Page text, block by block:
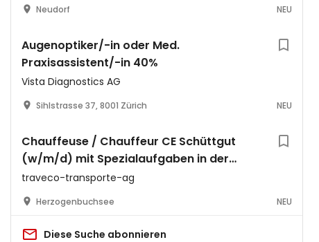
Neudorf NEU
Augenoptiker/-in oder Med.
Praxisassistent/-in 40%
Vista Diagnostics AG
Sihlstrasse 37, 8001 Zürich NEU
Chauffeuse / Chauffeur CE Schüttgut
(w/m/d) mit Spezialaufgaben in der
Disposition
traveco-transporte-ag
Herzogenbuchsee NEU
Diese Suche abonnieren